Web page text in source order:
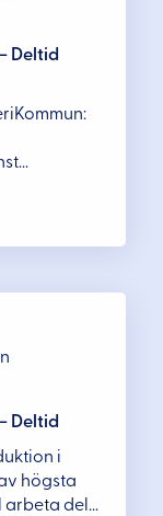
Deltid
Deltid
i
högsta
arbeta del...